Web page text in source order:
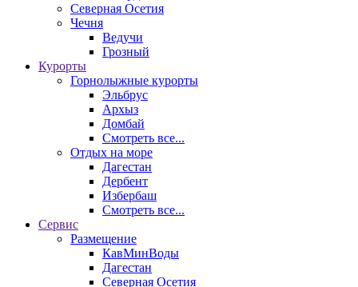
Северная Осетия
Чечня
Ведучи
Грозный
Курорты
Горнолыжные курорты
Эльбрус
Архыз
Домбай
Смотреть все...
Отдых на море
Дагестан
Дербент
Избербаш
Смотреть все...
Сервис
Размещение
КавМинВоды
Дагестан
Северная Осетия